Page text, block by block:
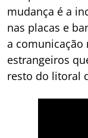
mudança é a
nas placas e
a comunicação
estrangeiros
resto do litoral